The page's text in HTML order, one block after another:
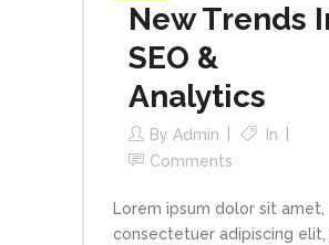
New Trends
SEO &
Analytics
By Admin
In
Comments
Lorem ipsum dolor sit amet,
consectetuer adipiscing elit,